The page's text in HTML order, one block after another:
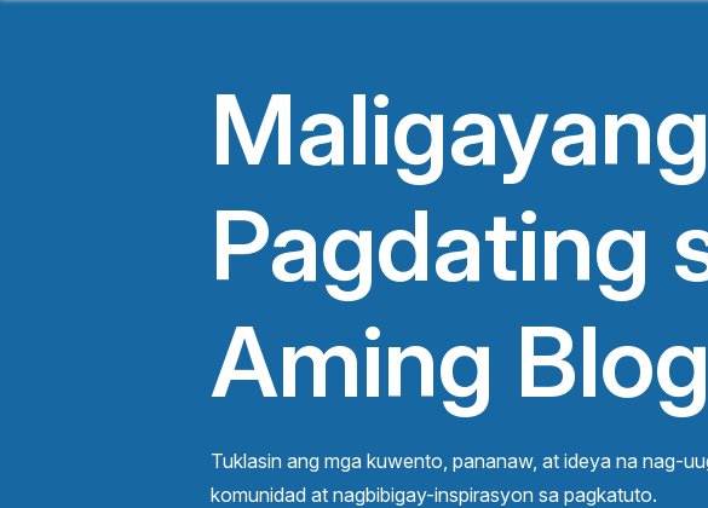
Maligayang
Pagdating
Aming Blog
Tuklasin ang mga kuwento, pananaw, at ideya na nag-
komunidad at nagbibigay-inspirasyon sa pagkatuto.